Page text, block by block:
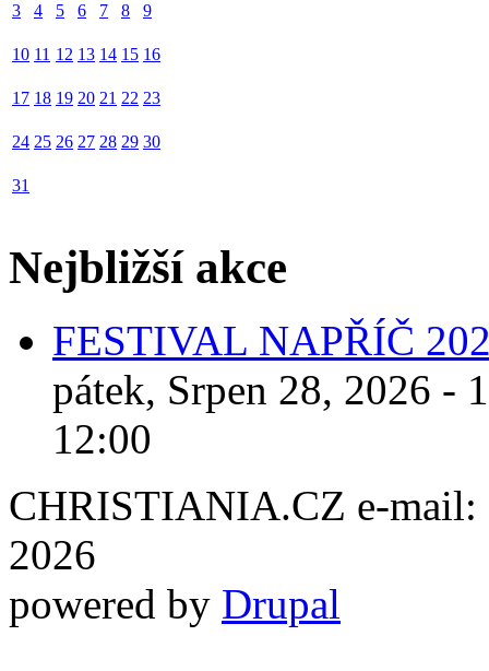
3 4 5 6 7 8 9
10 11 12 13 14 15 16
17 18 19 20 21 22 23
24 25 26 27 28 29 30
31
Nejbližší akce
FESTIVAL NAPŘÍČ
pátek, Srpen 28, 2026 -
12:00
CHRISTIANIA.CZ e-mail:
2026
powered by Drupal